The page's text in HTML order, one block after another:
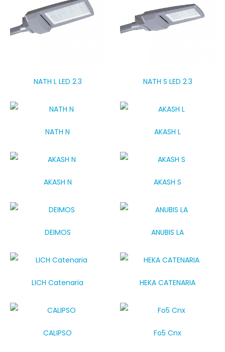
NATH L LED 2.3 NATH S LED 2.3
NATH N AKASH L
AKASH N AKASH S
DEIMOS ANUBIS LA
LICH Catenaria HEKA CATENARIA
CALIPSO Fo5 Cnx